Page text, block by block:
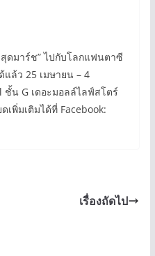
ดมาร์ช” ไปกับโลกแฟนตาซี
แล้ว 25 เมษายน – 4
น G เดอะมอลล์ไลฟ์สโตร์
เพิ่มเติมได้ที่ Facebook:
เรื่องถัดไป